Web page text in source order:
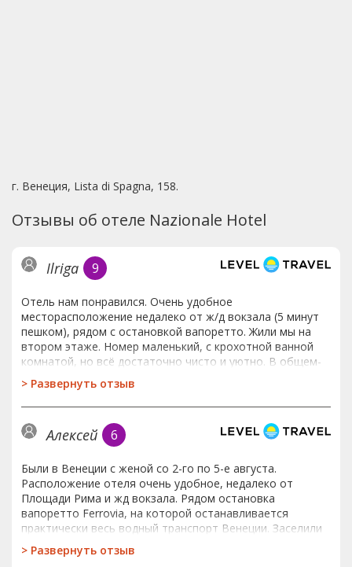
г. Венеция, Lista di Spagna, 158.
Отзывы об отеле Nazionale Hotel
Ilriga 9
Отель нам понравился. Очень удобное
месторасположение недалеко от ж/д вокзала (5 минут
пешком), рядом с остановкой вапоретто. Жили мы на
втором этаже. Номер маленький, с крохотной ванной
комнатой, но всё достаточно чисто и уютно. В общем-
то в отеле мы не сидели - завтракали и уходили до
вечера. Завтраки такие же, как везде -
континентальные, без изысков. Очень понравился нам
персонал в отеле - порекомендовали отличные
рестораны (такие, как мы хотели, где мало туристов), с
готовностью всё объясняли, все были очень
приветливы и дружелюбны.
> Развернуть отзыв
Алексей 6
Были в Венеции с женой со 2-го по 5-е августа.
Расположение отеля очень удобное, недалеко от
Площади Рима и жд вокзала. Рядом остановка
вапоретто Ferrovia, на которой останавливается
практически весь водный транспорт Венеции. Заселили
нас в течении 5 минут, номер на верхнем, 4-м этаже.
Номер крохотный, на глаз 8-10 кв. метров, плюс душевая
> Развернуть отзыв